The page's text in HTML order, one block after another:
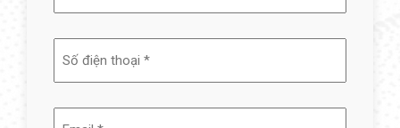
tên
(Required)